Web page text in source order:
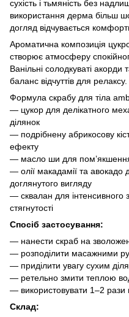
сухість і тьмяність без
використання дерма більш
догляд відчувається
Ароматична композиція
створює атмосферу
Ванільні солодкуваті
баланс відчуттів для релаксу.
Формула скрабу для тіла
— цукор для делікатного
ділянок
— подрібнену абрикосову
ефекту
— масло ши для пом’якшення
— олії макадамії та авокадо
доглянутого вигляду
— сквалан для інтенсивного
стягнутості
Спосіб застосування:
— нанести скраб на
— розподілити масажними
— приділити увагу сухим
— ретельно змити теплою
— використовувати 1–2 рази
Склад: